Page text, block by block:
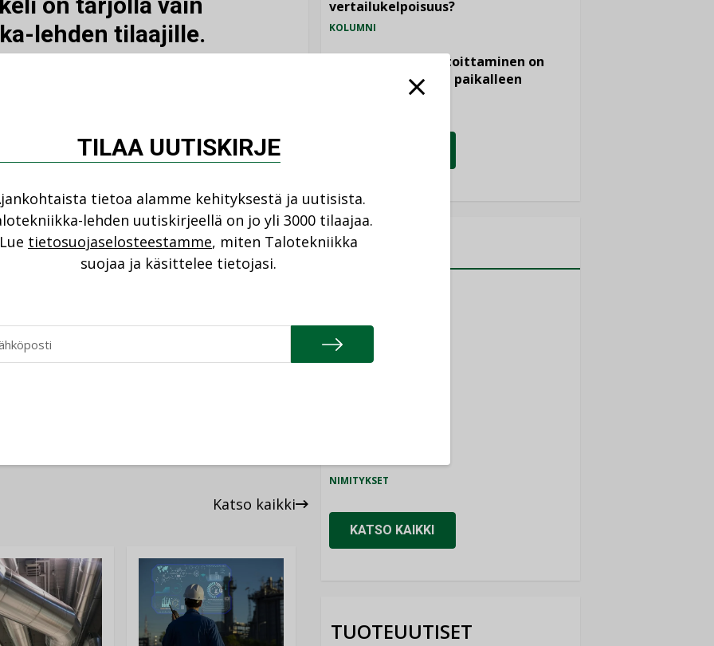
lehden tilaajille.
jo tilaaja?
SISÄÄN
Katso kaikki
vertailukelpoisuus?
KOLUMNI
Vesi- ja viemärimitoittaminen on
jämähtänyt ajassa paikalleen
NIMITYKSET
Refair
NIMITYKSET
KATSO KAIKKI
TUOTEUUTISET
TILAA UUTISKIRJE
tietoa alamme kehityksestä ja uutisista.
lehden uutiskirjeellä on jo yli 3000 tilaajaa.
Lue tietosuojaselosteestamme, miten Talotekniikka
suojaa ja käsittelee tietojasi.